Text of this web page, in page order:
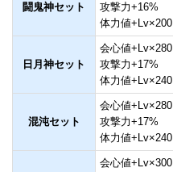
闘鬼神セット
攻撃力+16%
体力値+Lv×200
日月神セット
会心値+Lv×280
攻撃力+17%
体力値+Lv×240
混沌セット
会心値+Lv×280
攻撃力+17%
体力値+Lv×240
会心値+Lv×300